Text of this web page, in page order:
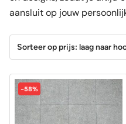
aansluit op jouw
-58%